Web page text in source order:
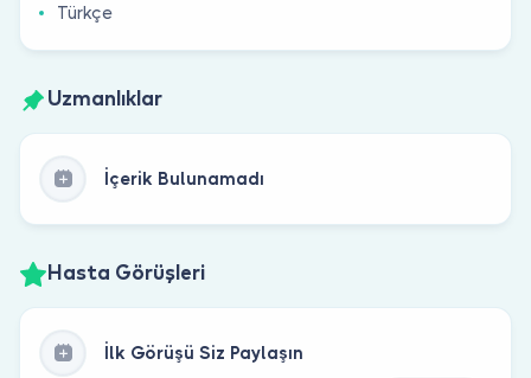
Türkçe
Uzmanlıklar
İçerik Bulunamadı
Hasta Görüşleri
İlk Görüşü Siz Paylaşın